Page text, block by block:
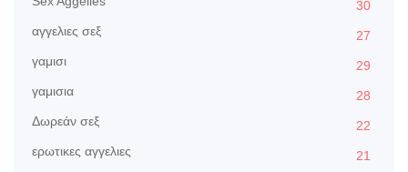
30
αγγελιες σεξ
27
γαμισι
29
γαμισια
28
Δωρεάν σεξ
22
ερωτικες αγγελιες
21